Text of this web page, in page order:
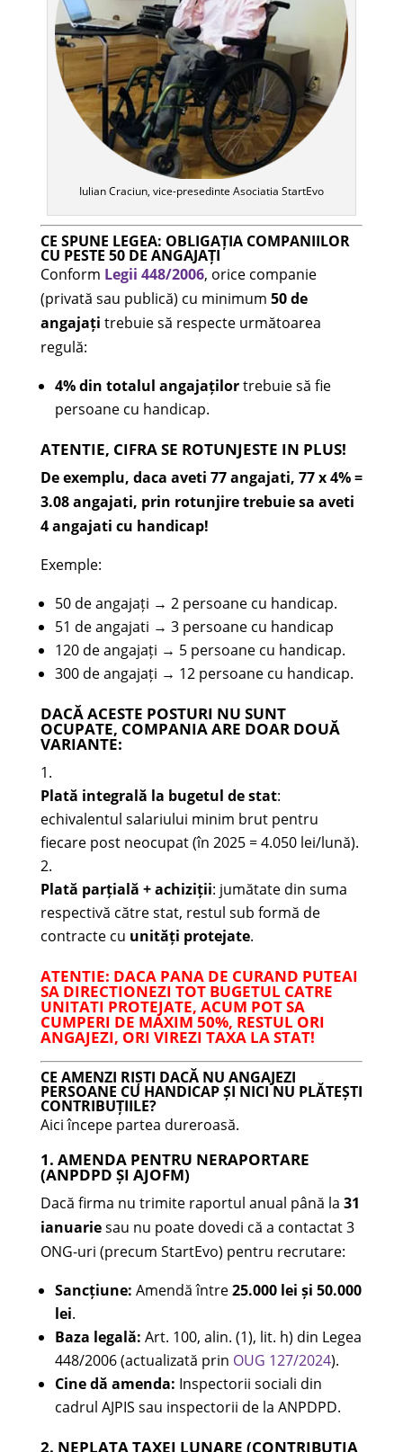
Iulian Craciun, vice-presedinte Asociatia StartEvo
CE SPUNE LEGEA: OBLIGAȚIA COMPANIILOR
CU PESTE 50 DE ANGAJAȚI
Conform Legii 448/2006, orice companie
(privată sau publică) cu minimum 50 de
angajați trebuie să respecte următoarea
regulă:
4% din totalul angajațilortrebuie să fie
persoane cu handicap.
ATENTIE, CIFRA SE ROTUNJESTE IN PLUS!
De exemplu, daca aveti 77 angajati, 77 x 4% =
3.08 angajati, prin rotunjire trebuie sa aveti
4 angajati cu handicap!
Exemple:
50 de angajați → 2 persoane cu handicap.
51 de angajati → 3 persoane cu handicap
120 de angajați → 5 persoane cu handicap.
300 de angajați → 12 persoane cu handicap.
DACĂ ACESTE POSTURI NU SUNT
OCUPATE, COMPANIA ARE DOAR DOUĂ
VARIANTE:
Plată integrală la bugetul de stat:
echivalentul salariului minim brut pentru
fiecare post neocupat (în 2025 = 4.050 lei/lună).
Plată parțială + achiziții: jumătate din suma
respectivă către stat, restul sub formă de
contracte cu unități protejate.
ATENTIE: DACA PANA DE CURAND PUTEAI
SA DIRECTIONEZI TOT BUGETUL CATRE
UNITATI PROTEJATE, ACUM POT SA
CUMPERI DE MAXIM 50%, RESTUL ORI
ANGAJEZI, ORI VIREZI TAXA LA STAT!
CE AMENZI RIȘTI DACĂ NU ANGAJEZI
PERSOANE CU HANDICAP ȘI NICI NU PLĂTEȘTI
CONTRIBUȚIILE?
Aici începe partea dureroasă.
1. AMENDA PENTRU NERAPORTARE
(ANPDPD ȘI AJOFM)
Dacă firma nu trimite raportul anual până la 31
ianuariesau nu poate dovedi că a contactat 3
ONG-uri (precum StartEvo) pentru recrutare:
Sancțiune: Amendă între25.000 lei și 50.000
lei.
Baza legală: Art. 100, alin. (1), lit. h) din Legea
448/2006 (actualizată prin OUG 127/2024).
Cine dă amenda: Inspectorii sociali din
cadrul AJPIS sau inspectorii de la ANPDPD.
2. NEPLATA TAXEI LUNARE (CONTRIBUȚIA